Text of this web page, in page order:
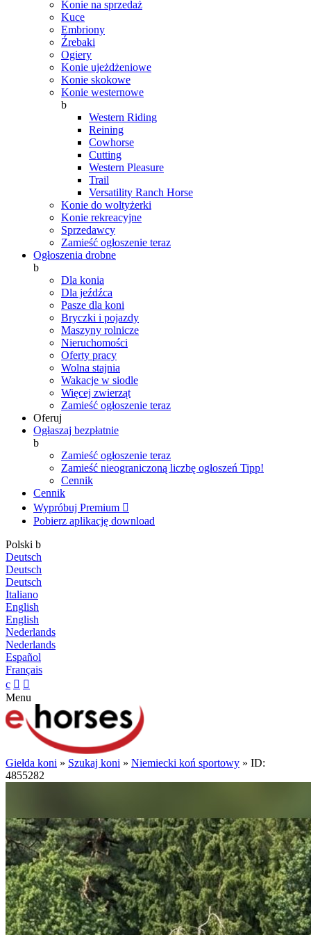
Konie na sprzedaż
Kuce
Embriony
Źrebaki
Ogiery
Konie ujeżdżeniowe
Konie skokowe
Konie westernowe
b
Western Riding
Reining
Cowhorse
Cutting
Western Pleasure
Trail
Versatility Ranch Horse
Konie do woltyżerki
Konie rekreacyjne
Sprzedawcy
Zamieść ogłoszenie teraz
Ogłoszenia drobne
b
Dla konia
Dla jeźdźca
Pasze dla koni
Bryczki i pojazdy
Maszyny rolnicze
Nieruchomości
Oferty pracy
Wolna stajnia
Wakacje w siodle
Więcej zwierząt
Zamieść ogłoszenie teraz
Oferuj
Ogłaszaj bezpłatnie
b
Zamieść ogłoszenie teraz
Zamieść nieograniczoną liczbę ogłoszeń Tipp!
Cennik
Cennik
Wypróbuj Premium 
Pobierz aplikację download
Polski b
Deutsch
Deutsch
Deutsch
Italiano
English
English
Nederlands
Nederlands
Español
Français
c  
Menu
Giełda koni » Szukaj koni » Niemiecki koń sportowy » ID:
4855282